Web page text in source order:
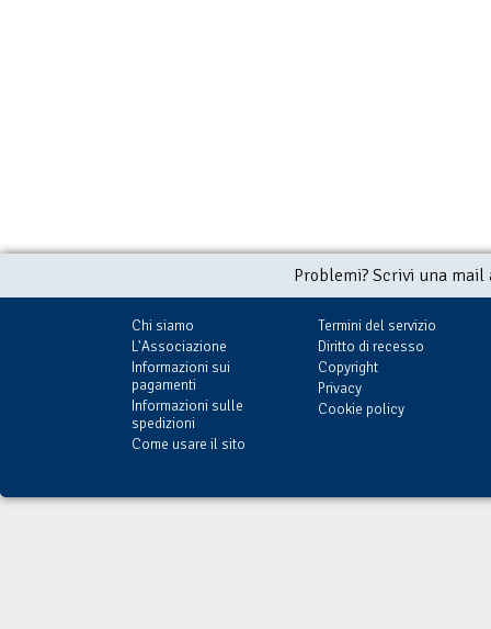
Problemi? Scrivi una
Chi siamo
L'Associazione
Informazioni sui
pagamenti
Informazioni sulle
spedizioni
Come usare il sito
Termini del servizio
Diritto di recesso
Copyright
Privacy
Cookie policy